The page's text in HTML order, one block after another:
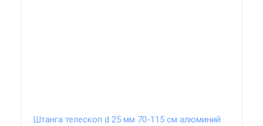
Штанга телескоп d 25 мм 70-115 см алюминий